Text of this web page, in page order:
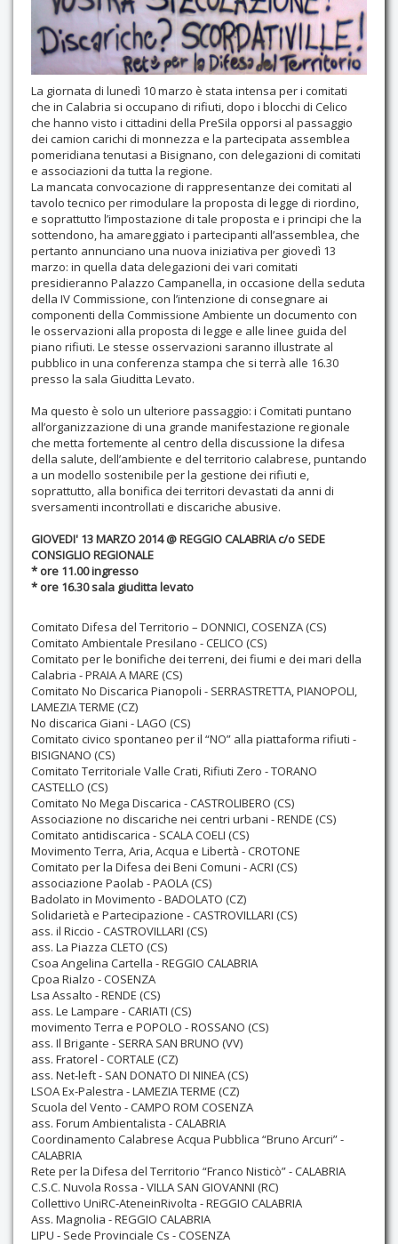
Contatti
La giornata di lunedì 10 marzo è stata intensa per i comitati
che in Calabria si occupano di rifiuti, dopo i blocchi di Celico
che hanno visto i cittadini della PreSila opporsi al passaggio
dei camion carichi di monnezza e la partecipata assemblea
pomeridiana tenutasi a Bisignano, con delegazioni di comitati
e associazioni da tutta la regione.
La mancata convocazione di rappresentanze dei comitati al
tavolo tecnico per rimodulare la proposta di legge di riordino,
e soprattutto l’impostazione di tale proposta e i principi che la
sottendono, ha amareggiato i partecipanti all’assemblea, che
pertanto annunciano una nuova iniziativa per giovedì 13
marzo: in quella data delegazioni dei vari comitati
presidieranno Palazzo Campanella, in occasione della seduta
della IV Commissione, con l’intenzione di consegnare ai
componenti della Commissione Ambiente un documento con
le osservazioni alla proposta di legge e alle linee guida del
piano rifiuti. Le stesse osservazioni saranno illustrate al
pubblico in una conferenza stampa che si terrà alle 16.30
presso la sala Giuditta Levato.
Ma questo è solo un ulteriore passaggio: i Comitati puntano
all’organizzazione di una grande manifestazione regionale
che metta fortemente al centro della discussione la difesa
della salute, dell’ambiente e del territorio calabrese, puntando
a un modello sostenibile per la gestione dei rifiuti e,
soprattutto, alla bonifica dei territori devastati da anni di
sversamenti incontrollati e discariche abusive.
GIOVEDI' 13 MARZO 2014 @ REGGIO CALABRIA c/o SEDE
CONSIGLIO REGIONALE
* ore 11.00 ingresso
* ore 16.30 sala giuditta levato
Comitato Difesa del Territorio – DONNICI, COSENZA (CS)
Comitato Ambientale Presilano - CELICO (CS)
Comitato per le bonifiche dei terreni, dei fiumi e dei mari della
Calabria - PRAIA A MARE (CS)
Comitato No Discarica Pianopoli - SERRASTRETTA, PIANOPOLI,
LAMEZIA TERME (CZ)
No discarica Giani - LAGO (CS)
Comitato civico spontaneo per il “NO” alla piattaforma rifiuti -
BISIGNANO (CS)
Comitato Territoriale Valle Crati, Rifiuti Zero - TORANO
CASTELLO (CS)
Comitato No Mega Discarica - CASTROLIBERO (CS)
Associazione no discariche nei centri urbani - RENDE (CS)
Comitato antidiscarica - SCALA COELI (CS)
Movimento Terra, Aria, Acqua e Libertà - CROTONE
Comitato per la Difesa dei Beni Comuni - ACRI (CS)
associazione Paolab - PAOLA (CS)
Badolato in Movimento - BADOLATO (CZ)
Solidarietà e Partecipazione - CASTROVILLARI (CS)
ass. il Riccio - CASTROVILLARI (CS)
ass. La Piazza CLETO (CS)
Csoa Angelina Cartella - REGGIO CALABRIA
Cpoa Rialzo - COSENZA
Lsa Assalto - RENDE (CS)
ass. Le Lampare - CARIATI (CS)
movimento Terra e POPOLO - ROSSANO (CS)
ass. Il Brigante - SERRA SAN BRUNO (VV)
ass. Fratorel - CORTALE (CZ)
ass. Net-left - SAN DONATO DI NINEA (CS)
LSOA Ex-Palestra - LAMEZIA TERME (CZ)
Scuola del Vento - CAMPO ROM COSENZA
ass. Forum Ambientalista - CALABRIA
Coordinamento Calabrese Acqua Pubblica “Bruno Arcuri” -
CALABRIA
Rete per la Difesa del Territorio “Franco Nisticò” - CALABRIA
C.S.C. Nuvola Rossa - VILLA SAN GIOVANNI (RC)
Collettivo UniRC-AteneinRivolta - REGGIO CALABRIA
Ass. Magnolia - REGGIO CALABRIA
LIPU - Sede Provinciale Cs - COSENZA